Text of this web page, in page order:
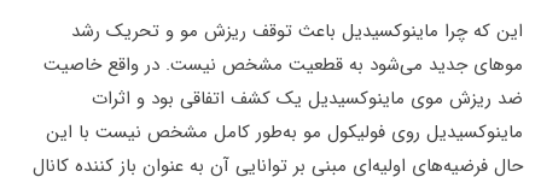
این که چرا ماینوکسیدیل باعث توقف ریزش مو و تحریک رشد
موهای جدید می‌شود به قطعیت مشخص نیست. در واقع خاصیت
ضد ریزش موی ماینوکسیدیل یک کشف اتفاقی بود و اثرات
ماینوکسیدیل روی فولیکول مو به‌طور کامل مشخص نیست با این
حال فرضیه‌های اولیه‌ای مبنی بر توانایی آن به عنوان باز کننده کانال